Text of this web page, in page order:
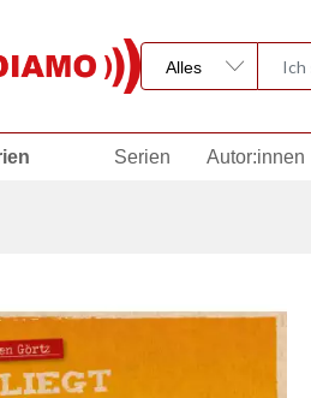
Serien Autor:innen